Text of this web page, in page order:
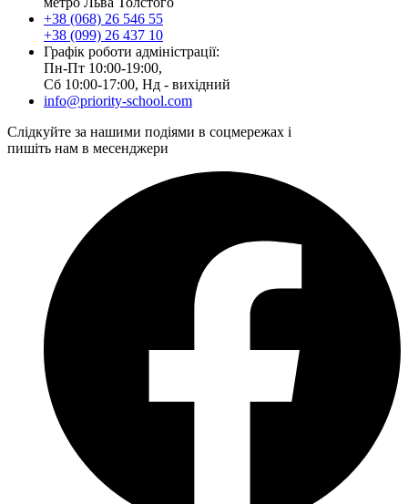
+38 (068) 26 546 55
+38 (099) 26 437 10
Графік роботи адміністрації:
Пн-Пт 10:00-19:00,
Сб 10:00-17:00, Нд - вихідний
info@priority-school.com
Слідкуйте за нашими подіями в соцмережах і
пишіть нам в месенджери